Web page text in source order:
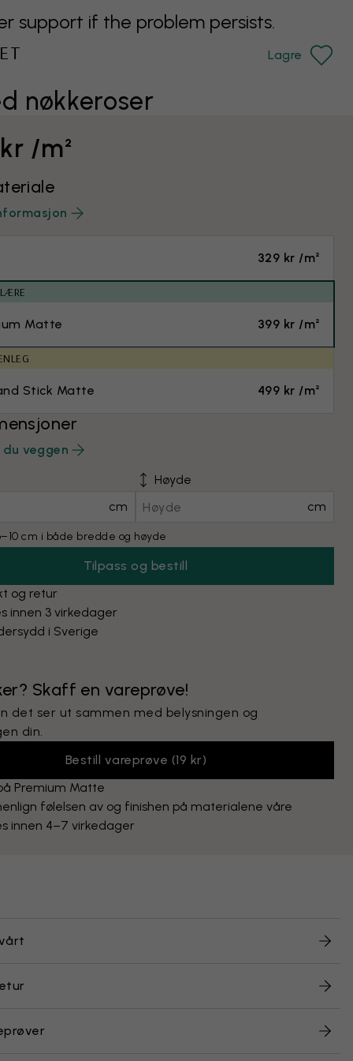
support if the problem persists.
nøkkeroser
Lagre
/m²
329 kr /m²
Matte 399 kr /m²
Stick Matte 499 kr /m²
veggen
cm
Høyde
cm
cm i både bredde og høyde
Tilpass og bestill
og retur
innen 3 virkedager
i Sverige
Skaff en vareprøve!
det ser ut sammen med belysningen og
din.
Bestill vareprøve (19 kr)
Premium Matte
følelsen av og finishen på materialene våre
innen 4–7 virkedager